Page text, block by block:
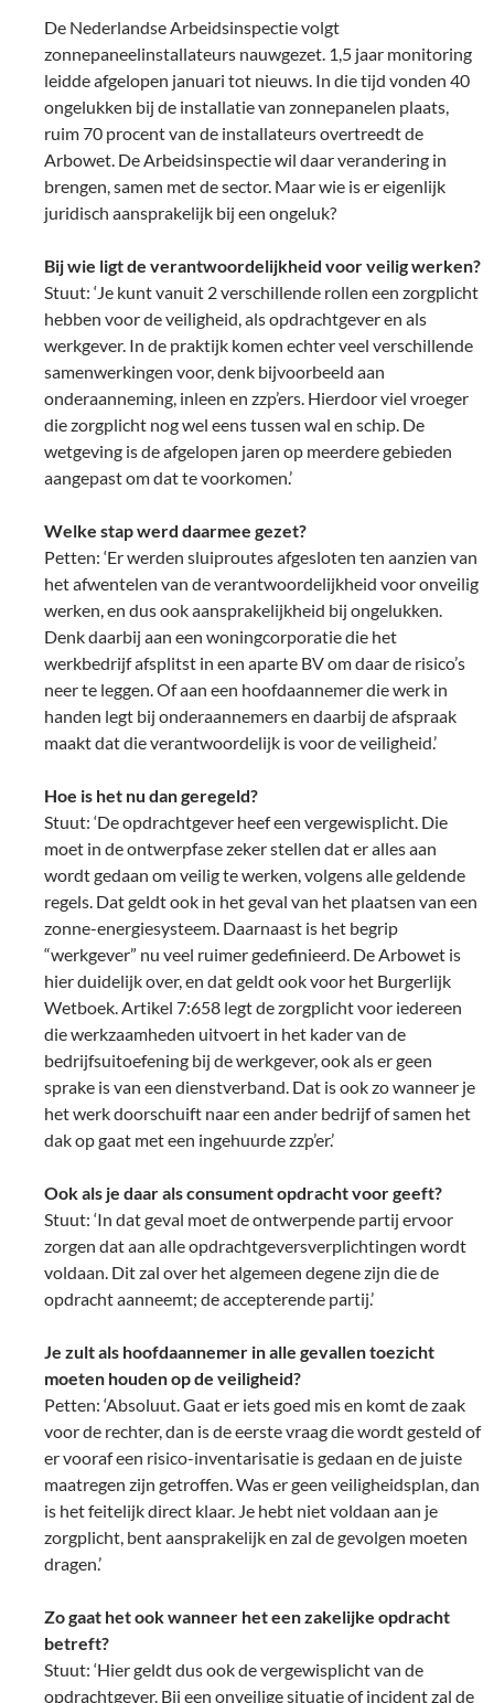
De Nederlandse Arbeidsinspectie volgt
zonnepaneelinstallateurs nauwgezet. 1,5 jaar monitoring
leidde afgelopen januari tot nieuws. In die tijd vonden 40
ongelukken bij de installatie van zonnepanelen plaats,
ruim 70 procent van de installateurs overtreedt de
Arbowet. De Arbeidsinspectie wil daar verandering in
brengen, samen met de sector. Maar wie is er eigenlijk
juridisch aansprakelijk bij een ongeluk?
Bij wie ligt de verantwoordelijkheid voor veilig werken?
Stuut: ‘Je kunt vanuit 2 verschillende rollen een zorgplicht
hebben voor de veiligheid, als opdrachtgever en als
werkgever. In de praktijk komen echter veel verschillende
samenwerkingen voor, denk bijvoorbeeld aan
onderaanneming, inleen en zzp’ers. Hierdoor viel vroeger
die zorgplicht nog wel eens tussen wal en schip. De
wetgeving is de afgelopen jaren op meerdere gebieden
aangepast om dat te voorkomen.’
Welke stap werd daarmee gezet?
Petten: ‘Er werden sluiproutes afgesloten ten aanzien van
het afwentelen van de verantwoordelijkheid voor onveilig
werken, en dus ook aansprakelijkheid bij ongelukken.
Denk daarbij aan een woningcorporatie die het
werkbedrijf afsplitst in een aparte BV om daar de risico’s
neer te leggen. Of aan een hoofdaannemer die werk in
handen legt bij onderaannemers en daarbij de afspraak
maakt dat die verantwoordelijk is voor de veiligheid.’
Hoe is het nu dan geregeld?
Stuut: ‘De opdrachtgever heef een vergewisplicht. Die
moet in de ontwerpfase zeker stellen dat er alles aan
wordt gedaan om veilig te werken, volgens alle geldende
regels. Dat geldt ook in het geval van het plaatsen van een
zonne-energiesysteem. Daarnaast is het begrip
“werkgever” nu veel ruimer gedefinieerd. De Arbowet is
hier duidelijk over, en dat geldt ook voor het Burgerlijk
Wetboek. Artikel 7:658 legt de zorgplicht voor iedereen
die werkzaamheden uitvoert in het kader van de
bedrijfsuitoefening bij de werkgever, ook als er geen
sprake is van een dienstverband. Dat is ook zo wanneer je
het werk doorschuift naar een ander bedrijf of samen het
dak op gaat met een ingehuurde zzp’er.’
Ook als je daar als consument opdracht voor geeft?
Stuut: ‘In dat geval moet de ontwerpende partij ervoor
zorgen dat aan alle opdrachtgeversverplichtingen wordt
voldaan. Dit zal over het algemeen degene zijn die de
opdracht aanneemt; de accepterende partij.’
Je zult als hoofdaannemer in alle gevallen toezicht
moeten houden op de veiligheid?
Petten: ‘Absoluut. Gaat er iets goed mis en komt de zaak
voor de rechter, dan is de eerste vraag die wordt gesteld of
er vooraf een risico-inventarisatie is gedaan en de juiste
maatregen zijn getroffen. Was er geen veiligheidsplan, dan
is het feitelijk direct klaar. Je hebt niet voldaan aan je
zorgplicht, bent aansprakelijk en zal de gevolgen moeten
dragen.’
Zo gaat het ook wanneer het een zakelijke opdracht
betreft?
Stuut: ‘Hier geldt dus ook de vergewisplicht van de
opdrachtgever. Bij een onveilige situatie of incident zal de